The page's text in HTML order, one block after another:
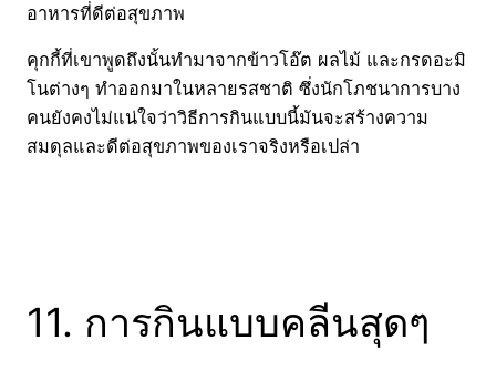
อาหารที่ดีต่อสุขภาพ
คุกกี้ที่เขาพูดถึงนั้นทำมาจากข้าวโอ๊ต ผลไม้ และกรดอะมิ
โนต่างๆ ทำออกมาในหลายรสชาติ ซึ่งนักโภชนาการบาง
คนยังคงไม่แน่ใจว่าวิธีการกินแบบนี้มันจะสร้างความ
สมดุลและดีต่อสุขภาพของเราจริงหรือเปล่า
11. การกินแบบคลีนสุดๆ